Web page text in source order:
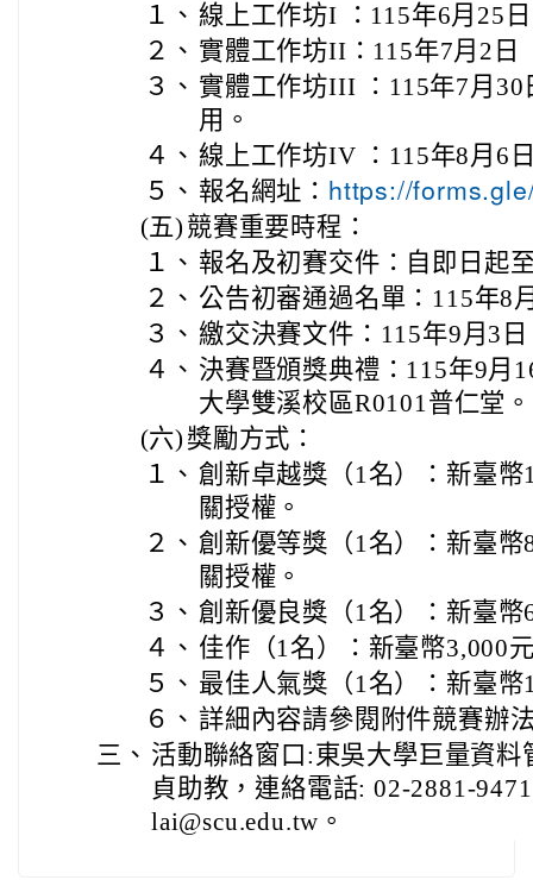
１、 線上工作坊I ：115年6月25
２、 實體工作坊II：115年7月2日
３、 實體工作坊III ：115年7月
用。
４、 線上工作坊IV ：115年8月6
５、 報名網址： https://
(五) 競賽重要時程：
１、 報名及初賽交件：自即日起
２、 公告初審通過名單：115年8
３、 繳交決賽文件：115年9月3
４、 決賽暨頒獎典禮：115年9月
大學雙溪校區R0101普仁堂。
(六) 獎勵方式：
１、 創新卓越獎（1名）：新臺
關授權。
２、 創新優等獎（1名）：新臺
關授權。
３、 創新優良獎（1名）：新臺
４、 佳作（1名）：新臺幣3,000
５、 最佳人氣獎（1名）：新臺幣
６、 詳細內容請參閱附件競賽辦
三、 活動聯絡窗口:東吳大學巨量資
貞助教，連絡電話: 02-2881-
lai@scu.edu.tw。